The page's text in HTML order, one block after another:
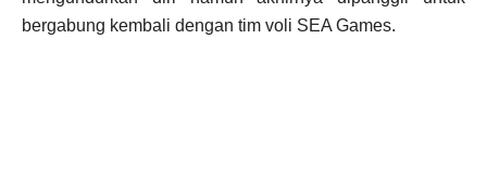
bergabung kembali dengan tim voli SEA Games.